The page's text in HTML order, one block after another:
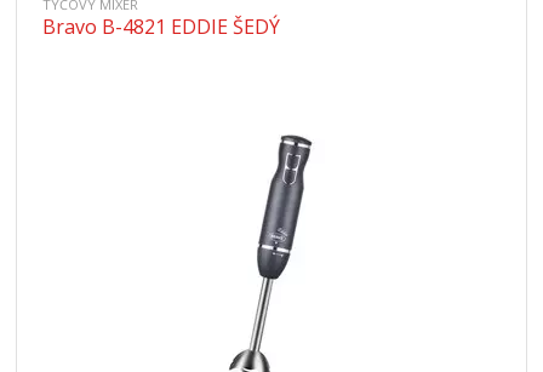
TYČOVÝ MIXÉR
Bravo B-4821 EDDIE ŠEDÝ